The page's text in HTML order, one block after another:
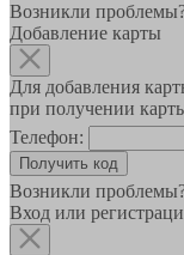
Возникли
Добавление карты
Для добавления
при получении
Телефон:
Возникли
Вход или